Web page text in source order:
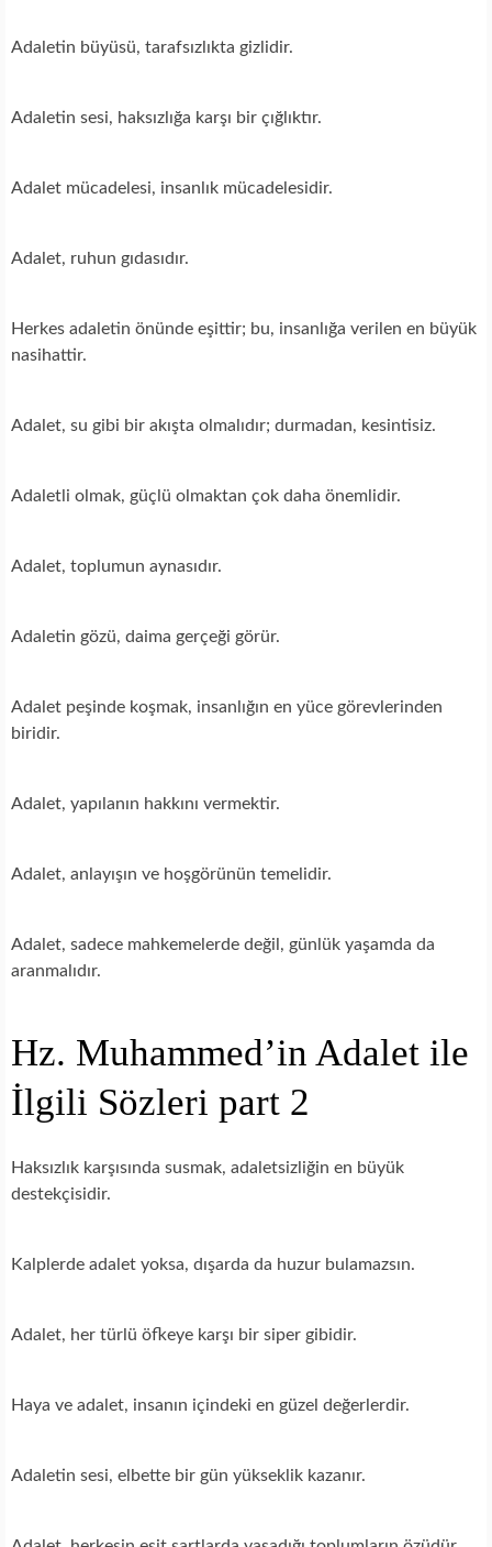
Adaletin büyüsü, tarafsızlıkta gizlidir.
Adaletin sesi, haksızlığa karşı bir çığlıktır.
Adalet mücadelesi, insanlık mücadelesidir.
Adalet, ruhun gıdasıdır.
Herkes adaletin önünde eşittir; bu, insanlığa verilen en büyük
nasihattir.
Adalet, su gibi bir akışta olmalıdır; durmadan, kesintisiz.
Adaletli olmak, güçlü olmaktan çok daha önemlidir.
Adalet, toplumun aynasıdır.
Adaletin gözü, daima gerçeği görür.
Adalet peşinde koşmak, insanlığın en yüce görevlerinden
biridir.
Adalet, yapılanın hakkını vermektir.
Adalet, anlayışın ve hoşgörünün temelidir.
Adalet, sadece mahkemelerde değil, günlük yaşamda da
aranmalıdır.
Hz. Muhammed’in Adalet ile
İlgili Sözleri part 2
Haksızlık karşısında susmak, adaletsizliğin en büyük
destekçisidir.
Kalplerde adalet yoksa, dışarda da huzur bulamazsın.
Adalet, her türlü öfkeye karşı bir siper gibidir.
Haya ve adalet, insanın içindeki en güzel değerlerdir.
Adaletin sesi, elbette bir gün yükseklik kazanır.